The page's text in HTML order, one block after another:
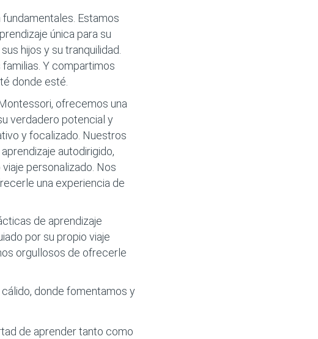
Estamos
única para su
hijos y su tranquilidad.
Y compartimos
donde esté.
ofrecemos una
verdadero potencial y
y focalizado. Nuestros
autodirigido,
personalizado. Nos
una experiencia de
de aprendizaje
por su propio viaje
orgullosos de ofrecerle
donde fomentamos y
de aprender tanto como